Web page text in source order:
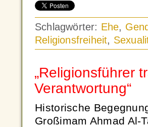
Schlagwörter: Ehe,
Religionsfreiheit,
„Religionsführer
Verantwortung“
Historische
Großimam Ahmad Al-